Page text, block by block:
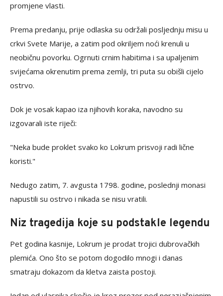
promjene vlasti.
Prema predanju, prije odlaska su održali posljednju misu u
crkvi Svete Marije, a zatim pod okriljem noći krenuli u
neobičnu povorku. Ogrnuti crnim habitima i sa upaljenim
svijećama okrenutim prema zemlji, tri puta su obišli cijelo
ostrvo.
Dok je vosak kapao iza njihovih koraka, navodno su
izgovarali iste riječi:
"Neka bude proklet svako ko Lokrum prisvoji radi lične
koristi."
Nedugo zatim, 7. avgusta 1798. godine, poslednji monasi
napustili su ostrvo i nikada se nisu vratili.
Niz tragedija koje su podstakle legendu
Pet godina kasnije, Lokrum je prodat trojici dubrovačkih
plemića. Ono što se potom dogodilo mnogi i danas
smatraju dokazom da kletva zaista postoji.